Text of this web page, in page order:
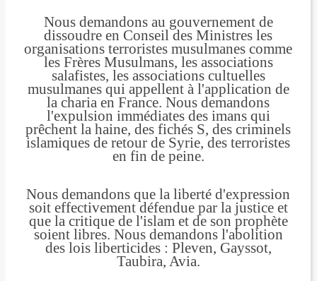
Nous demandons au gouvernement de
dissoudre en Conseil des Ministres les
organisations terroristes musulmanes comme
les Frères Musulmans, les associations
salafistes, les associations cultuelles
musulmanes qui appellent à l'application de
la charia en France. Nous demandons
l'expulsion immédiates des imans qui
prêchent la haine, des fichés S, des criminels
islamiques de retour de Syrie, des terroristes
en fin de peine.
Nous demandons que la liberté d'expression
soit effectivement défendue par la justice et
que la critique de l'islam et de son prophète
soient libres. Nous demandons l'abolition
des lois liberticides : Pleven, Gayssot,
Taubira, Avia.